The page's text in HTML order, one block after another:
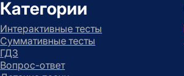
Категории
Интерактивные тесты
Суммативные тесты
ГДЗ
Вопрос-ответ